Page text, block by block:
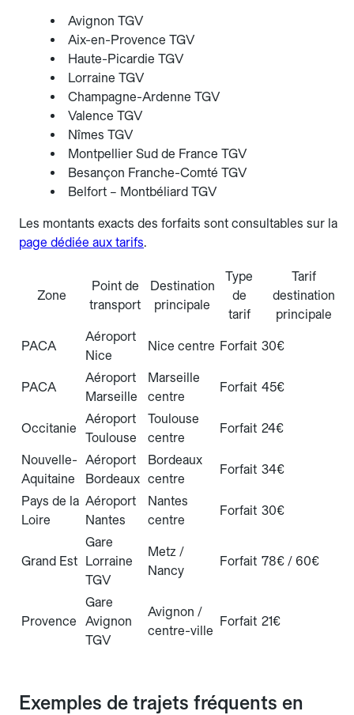
Avignon TGV
Aix-en-Provence TGV
Haute-Picardie TGV
Lorraine TGV
Champagne-Ardenne TGV
Valence TGV
Nîmes TGV
Montpellier Sud de France TGV
Besançon Franche-Comté TGV
Belfort – Montbéliard TGV
Les montants exacts des forfaits sont consultables sur la
page dédiée aux tarifs.
Zone
Point de
transport
Destination
principale
Type
de
tarif
Tarif
destination
principale
PACA
Aéroport
Nice
Nice centre Forfait 30€
PACA
Aéroport
Marseille
Marseille
centre
Forfait 45€
Occitanie
Aéroport
Toulouse
Toulouse
centre
Forfait 24€
Nouvelle-
Aquitaine
Aéroport
Bordeaux
Bordeaux
centre
Forfait 34€
Pays de la
Loire
Aéroport
Nantes
Nantes
centre
Forfait 30€
Grand Est
Gare
Lorraine
TGV
Metz /
Nancy
Forfait 78€ / 60€
Provence
Gare
Avignon
TGV
Avignon /
centre-ville
Forfait 21€
Exemples de trajets fréquents en